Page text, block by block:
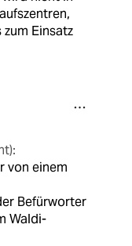
zum Einsatz
von einem
Befürworter
Waldi-